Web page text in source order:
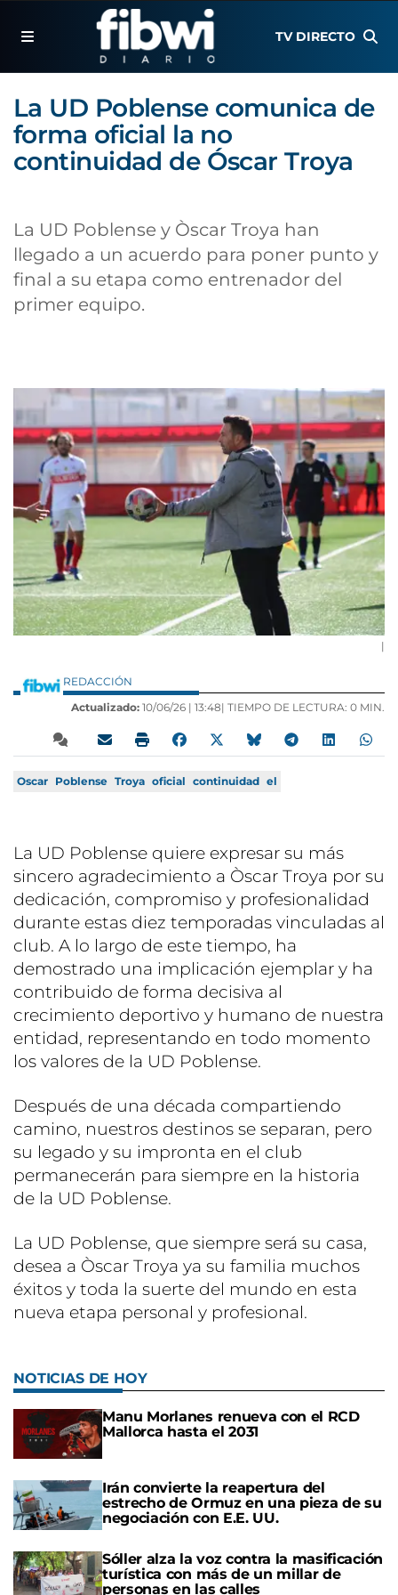
TV DIRECTO
La UD Poblense comunica de
forma oficial la no
continuidad de Óscar Troya
La UD Poblense y Òscar Troya han
llegado a un acuerdo para poner punto y
final a su etapa como entrenador del
primer equipo.
|
REDACCIÓN
Actualizado: 10/06/26 | 13:48| TIEMPO DE LECTURA: 0 MIN.
Oscar Poblense Troya oficial continuidad el
La UD Poblense quiere expresar su más
sincero agradecimiento a Òscar Troya por su
dedicación, compromiso y profesionalidad
durante estas diez temporadas vinculadas al
club. A lo largo de este tiempo, ha
demostrado una implicación ejemplar y ha
contribuido de forma decisiva al
crecimiento deportivo y humano de nuestra
entidad, representando en todo momento
los valores de la UD Poblense.
Después de una década compartiendo
camino, nuestros destinos se separan, pero
su legado y su impronta en el club
permanecerán para siempre en la historia
de la UD Poblense.
La UD Poblense, que siempre será su casa,
desea a Òscar Troya ya su familia muchos
éxitos y toda la suerte del mundo en esta
nueva etapa personal y profesional.
NOTICIAS DE HOY
Manu Morlanes renueva con el RCD
Mallorca hasta el 2031
Irán convierte la reapertura del
estrecho de Ormuz en una pieza de su
negociación con E.E. UU.
Sóller alza la voz contra la masificación
turística con más de un millar de
personas en las calles